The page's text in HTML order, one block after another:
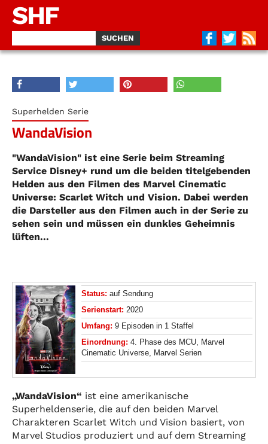
SHF
Superhelden Serie
WandaVision
"WandaVision" ist eine Serie beim Streaming
Service Disney+ rund um die beiden titelgebenden
Helden aus den Filmen des Marvel Cinematic
Universe: Scarlet Witch und Vision. Dabei werden
die Darsteller aus den Filmen auch in der Serie zu
sehen sein und müssen ein dunkles Geheimnis
lüften...
Status: auf Sendung
Serienstart: 2020
Umfang: 9 Episoden in 1 Staffel
Einordnung: 4. Phase des MCU, Marvel
Cinematic Universe, Marvel Serien
„WandaVision“ ist eine amerikanische
Superheldenserie, die auf den beiden Marvel
Charakteren Scarlet Witch und Vision basiert, von
Marvel Studios produziert und auf dem Streaming